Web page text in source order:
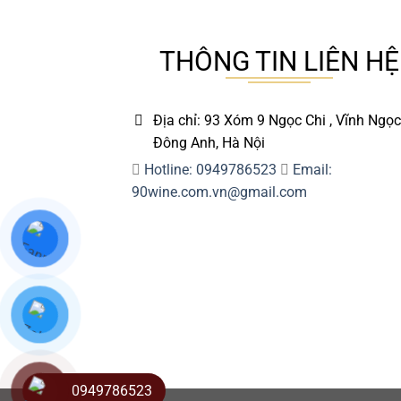
THÔNG TIN LIÊN HỆ
Địa chỉ: 93 Xóm 9 Ngọc Chi , Vĩnh
Đông Anh, Hà Nội
Hotline: 0949786523
Email:
90wine.com.vn@gmail.com
0949786523